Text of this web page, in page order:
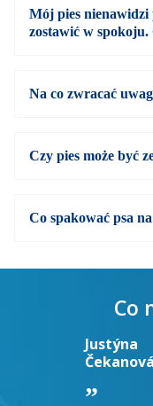
Mój pies nienawidzi
zostawić w spokoju.
Na co zwracać
Czy pies może być
Co spakować psa
Co
Justýna
Čekanová